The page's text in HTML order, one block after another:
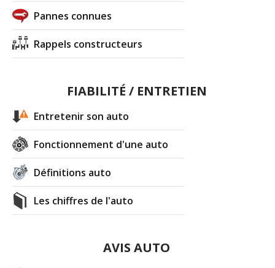
Pannes connues
Rappels constructeurs
FIABILITÉ / ENTRETIEN
Entretenir son auto
Fonctionnement d'une auto
Définitions auto
Les chiffres de l'auto
AVIS AUTO